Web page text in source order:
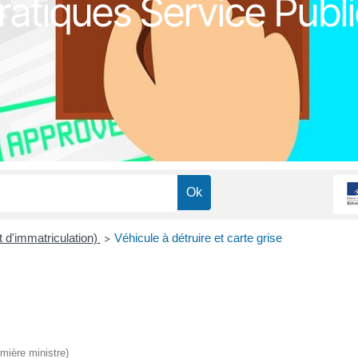
Service
d'immatriculation) > Véhicule à détruire et carte grise
ministre)